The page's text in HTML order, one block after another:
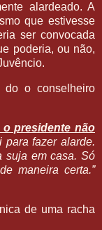
alardeado. A
que estivesse
ser convocada
poderia, ou não,
do o conselheiro
presidente não
para fazer alarde.
suja em casa. Só
maneira certa.”
de uma racha